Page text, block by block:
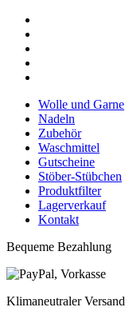
Wolle und Garne
Nadeln
Zubehör
Waschmittel
Gutscheine
Stöber-Stübchen
Produktfilter
Lagerverkauf
Kontakt
Bequeme Bezahlung
Klimaneutraler Versand